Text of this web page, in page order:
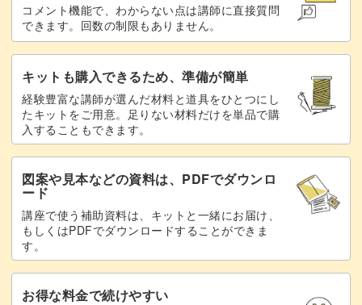
コメント機能で、わからない点は講師に直接質問
できます。回数の制限もありません。
キットも購入できるため、準備が簡単
経験豊富な講師が選んだ材料と道具をひとつにし
たキットをご用意。足りない材料だけを単品で購
入することもできます。
図案や見本などの資料は、PDFでダウンロ
ード
講座で使う補助資料は、キットと一緒にお届け、
もしくはPDFでダウンロードすることができま
す。
お得な料金で続けやすい